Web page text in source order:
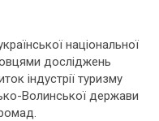
національної
досліджень
індустрії туризму
Волинської держави